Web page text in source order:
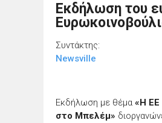
Εκδήλωση του
Συντάκτης:
Newsville
Εκδήλωση με θέμα «Η ΕΕ
στο Μπελέμ»